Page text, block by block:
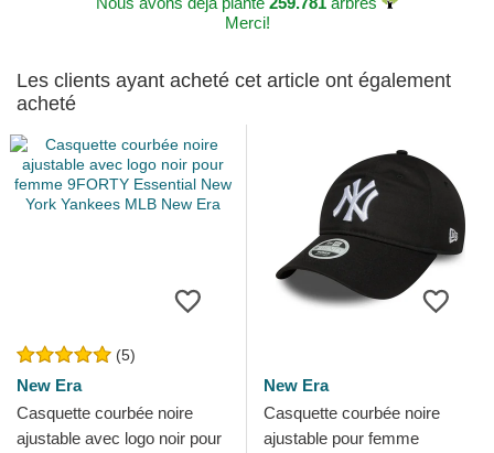
Merci!
Les clients ayant acheté cet article ont également
acheté
(5)
New Era
Casquette courbée noire
ajustable avec logo noir pour
New Era
Casquette courbée noire
ajustable pour femme